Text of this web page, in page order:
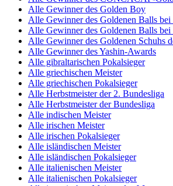
Alle Gewinner des Golden Boy
Alle Gewinner des Goldenen Balls
Alle Gewinner des Goldenen Balls bei
Alle Gewinner des Goldenen Schuhs
Alle Gewinner des Yashin-Awards
Alle gibraltarischen Pokalsieger
Alle griechischen Meister
Alle griechischen Pokalsieger
Alle Herbstmeister der 2. Bundesliga
Alle Herbstmeister der Bundesliga
Alle indischen Meister
Alle irischen Meister
Alle irischen Pokalsieger
Alle isländischen Meister
Alle isländischen Pokalsieger
Alle italienischen Meister
Alle italienischen Pokalsieger